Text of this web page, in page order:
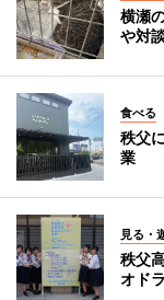
横瀬
や対
食べる
秩父
業
見る・
秩父
オド